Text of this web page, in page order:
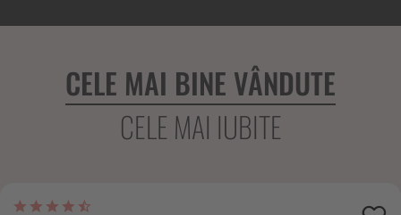
CELE MAI BINE VÂNDUTE
CELE MAI IUBITE